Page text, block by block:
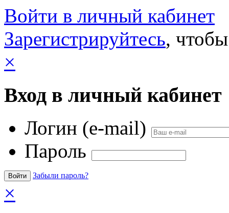
Войти в личный кабинет
Зарегистрируйтесь,
×
Вход в личный кабинет
Логин (e-mail)
Пароль
Забыли пароль?
×